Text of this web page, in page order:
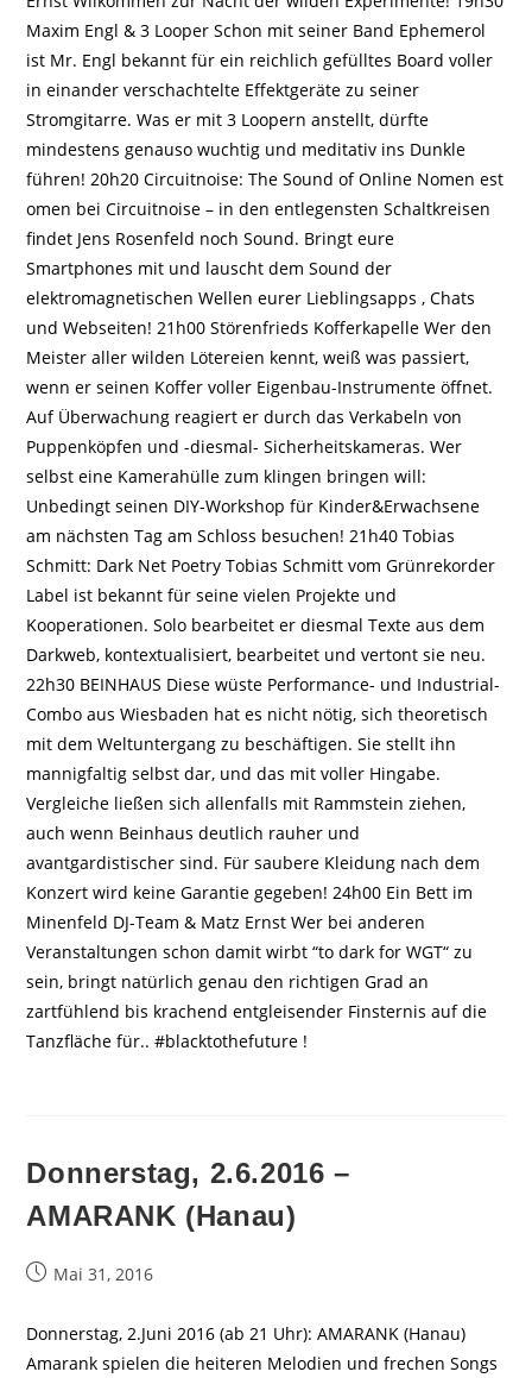
Maxim Engl & 3 Looper Schon mit seiner Band Ephemerol
ist Mr. Engl bekannt für ein reichlich gefülltes Board voller
in einander verschachtelte Effektgeräte zu seiner
Stromgitarre. Was er mit 3 Loopern anstellt, dürfte
mindestens genauso wuchtig und meditativ ins Dunkle
führen! 20h20 Circuitnoise: The Sound of Online Nomen est
omen bei Circuitnoise – in den entlegensten Schaltkreisen
findet Jens Rosenfeld noch Sound. Bringt eure
Smartphones mit und lauscht dem Sound der
elektromagnetischen Wellen eurer Lieblingsapps , Chats
und Webseiten! 21h00 Störenfrieds Kofferkapelle Wer den
Meister aller wilden Lötereien kennt, weiß was passiert,
wenn er seinen Koffer voller Eigenbau-Instrumente öffnet.
Auf Überwachung reagiert er durch das Verkabeln von
Puppenköpfen und -diesmal- Sicherheitskameras. Wer
selbst eine Kamerahülle zum klingen bringen will:
Unbedingt seinen DIY-Workshop für Kinder&Erwachsene
am nächsten Tag am Schloss besuchen! 21h40 Tobias
Schmitt: Dark Net Poetry Tobias Schmitt vom Grünrekorder
Label ist bekannt für seine vielen Projekte und
Kooperationen. Solo bearbeitet er diesmal Texte aus dem
Darkweb, kontextualisiert, bearbeitet und vertont sie neu.
22h30 BEINHAUS Diese wüste Performance- und Industrial-
Combo aus Wiesbaden hat es nicht nötig, sich theoretisch
mit dem Weltuntergang zu beschäftigen. Sie stellt ihn
mannigfaltig selbst dar, und das mit voller Hingabe.
Vergleiche ließen sich allenfalls mit Rammstein ziehen,
auch wenn Beinhaus deutlich rauher und
avantgardistischer sind. Für saubere Kleidung nach dem
Konzert wird keine Garantie gegeben! 24h00 Ein Bett im
Minenfeld DJ-Team & Matz Ernst Wer bei anderen
Veranstaltungen schon damit wirbt “to dark for WGT“ zu
sein, bringt natürlich genau den richtigen Grad an
zartfühlend bis krachend entgleisender Finsternis auf die
Tanzfläche für.. #blacktothefuture !
Donnerstag, 2.6.2016 –
AMARANK (Hanau)
BeitragMai 31, 2016
Donnerstag, 2.Juni 2016 (ab 21 Uhr): AMARANK (Hanau)
Amarank spielen die heiteren Melodien und frechen Songs